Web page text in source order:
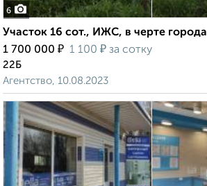
6
Участок 16 сот., ИЖС, в черте города
1 700 000 ₽ 1 100 ₽ за сотку
22Б
Агентство, 10.08.2023